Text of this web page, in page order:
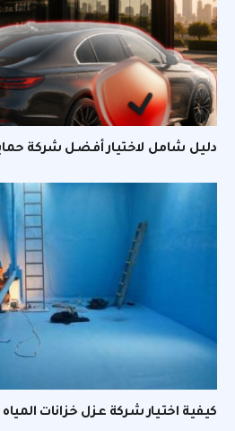
دليل شامل لاختيار أفضل شركة
كيفية اختيار شركة عزل خزانات المياه